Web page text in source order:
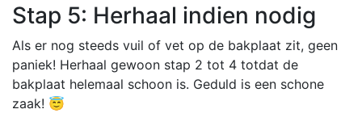
Stap 5: Herhaal indien nodig
Als er nog steeds vuil of vet op de bakplaat zit, geen
paniek! Herhaal gewoon stap 2 tot 4 totdat de
bakplaat helemaal schoon is. Geduld is een schone
zaak! 😇